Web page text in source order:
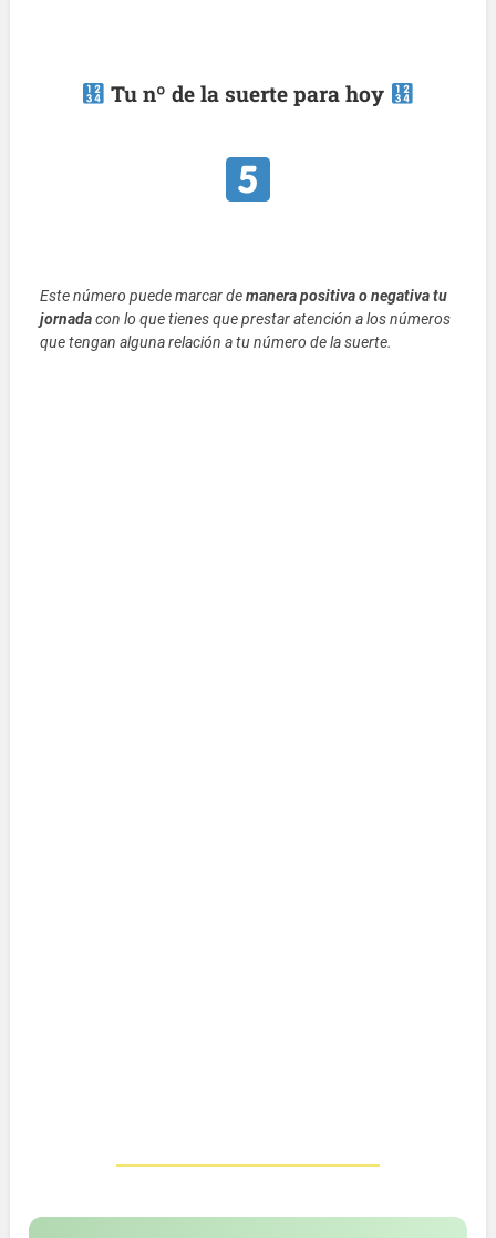
Tu nº de la suerte para hoy
Este número puede marcar demanera positiva o negativa tu
jornadacon lo que tienes que prestar atención a los números
que tengan alguna relación a tu número de la suerte.